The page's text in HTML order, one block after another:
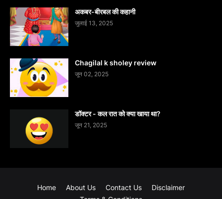
अकबर-बीरबल की कहानी
जुलाई 13, 2025
Chagilal k sholey review
जून 02, 2025
डॉक्टर - कल रात को क्या खाया था?
जून 21, 2025
Home About Us Contact Us
Disclaimer